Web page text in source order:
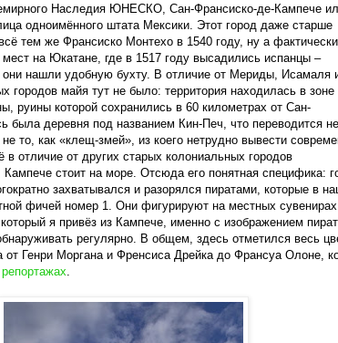
Наследия ЮНЕСКО, Сан-Франсиско-де-Кампече
одноимённого штата Мексики. Этот город даже старше
тем же Франсиско Монтехо в 1540 году, ну а
на Юкатане, где в 1517 году высадились испанцы –
они нашли удобную бухту. В отличие от Мериды, Исамаля
городов майя тут не было: территория находилась в зоне
руины которой сохранились в 60 километрах от Сан-
была деревня под названием Кин-Печ, что переводится не
то, как «клещ-змей», из коего нетрудно вывести
в отличие от других старых колониальных городов
стоит на море. Отсюда его понятная специфика:
захватывался и разорялся пиратами, которые в
фичей номер 1. Они фигурируют на местных
я привёз из Кампече, именно с изображением
регулярно. В общем, здесь отметился весь
от Генри Моргана и Френсиса Дрейка до Франсуа Олоне,